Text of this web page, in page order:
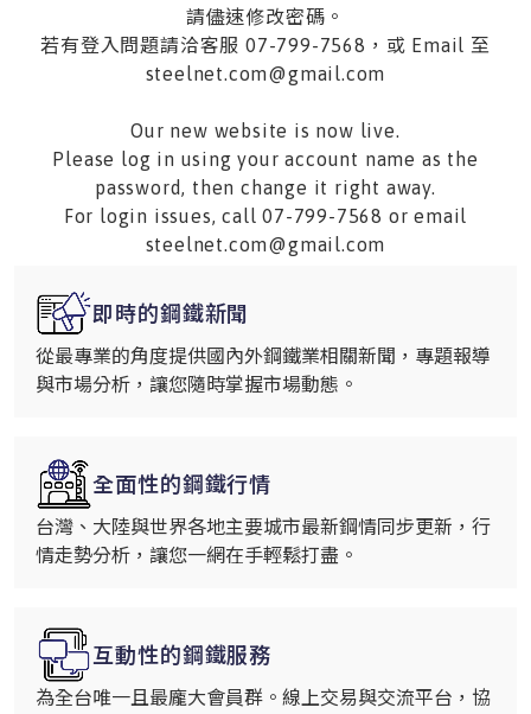
請儘速修改密碼。
若有登入問題請洽客服 07-799-7568，或 Email 至
steelnet.com@gmail.com
Our new website is now live.
Please log in using your account name as the
password, then change it right away.
For login issues, call 07-799-7568 or email
steelnet.com@gmail.com
即時的鋼鐵新聞
從最專業的角度提供國內外鋼鐵業相關新聞，專題報導
與市場分析，讓您隨時掌握市場動態。
全面性的鋼鐵行情
台灣、大陸與世界各地主要城市最新鋼情同步更新，行
情走勢分析，讓您一網在手輕鬆打盡。
互動性的鋼鐵服務
為全台唯一且最龐大會員群。線上交易與交流平台，協